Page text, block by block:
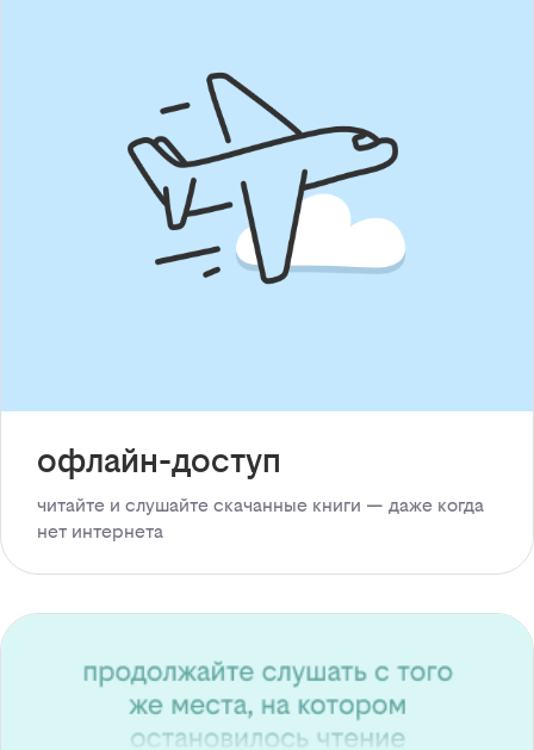
офлайн-доступ
читайте и слушайте скачанные книги — даже когда
нет интернета